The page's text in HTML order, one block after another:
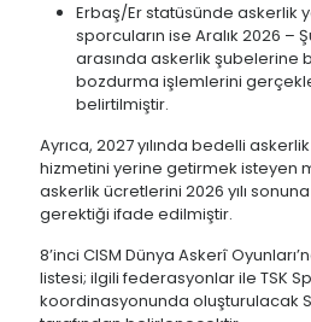
Erbaş/Er statüsünde askerlik
sporcuların ise Aralık 2026 –
arasında askerlik şubelerine
bozdurma işlemlerini
belirtilmiştir.
Ayrıca, 2027 yılında bedelli
hizmetini yerine getirmek isteyen
askerlik ücretlerini 2026 yılı
gerektiği ifade edilmiştir.
8’inci CISM Dünya Askerî
listesi; ilgili federasyonlar ile TSK
koordinasyonunda oluşturulacak